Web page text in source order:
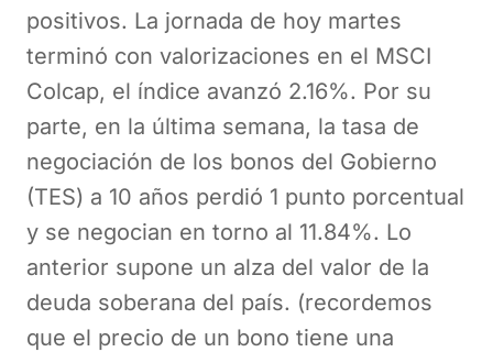
positivos. La jornada de hoy martes
terminó con valorizaciones en el MSCI
Colcap, el índice avanzó 2.16%. Por su
parte, en la última semana, la tasa de
negociación de los bonos del Gobierno
(TES) a 10 años perdió 1 punto porcentual
y se negocian en torno al 11.84%. Lo
anterior supone un alza del valor de la
deuda soberana del país. (recordemos
que el precio de un bono tiene una